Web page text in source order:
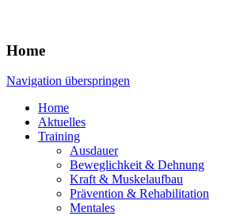
Home
Navigation überspringen
Home
Aktuelles
Training
Ausdauer
Beweglichkeit & Dehnung
Kraft & Muskelaufbau
Prävention & Rehabilitation
Mentales